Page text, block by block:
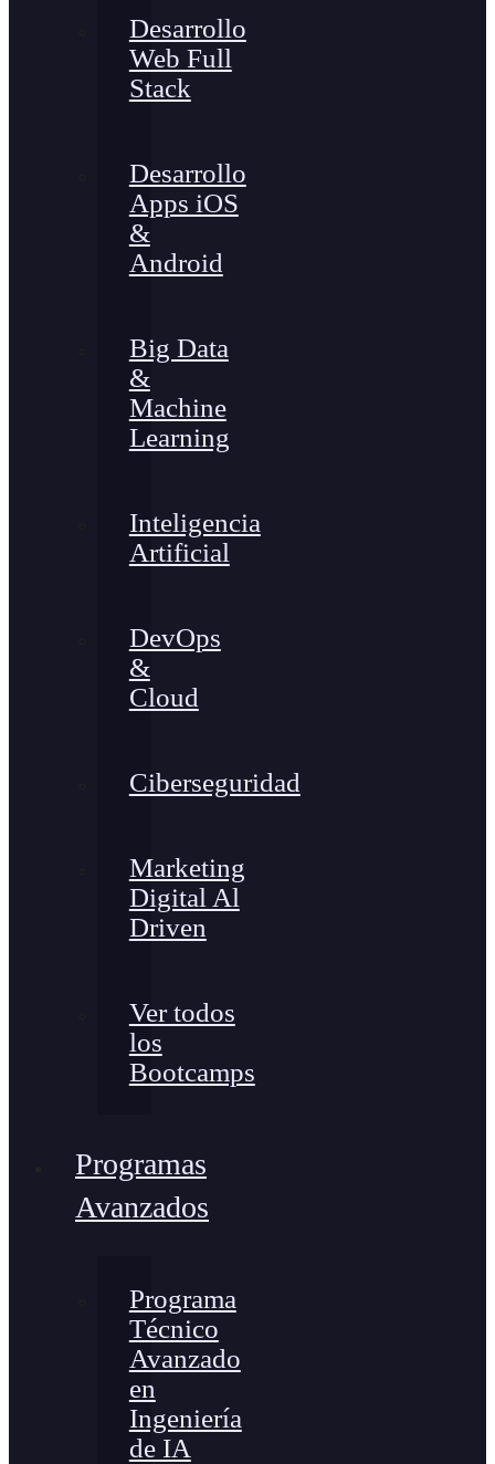
Desarrollo
Web Full
Stack
Desarrollo
Apps iOS
&
Android
Big Data
&
Machine
Learning
Inteligencia
Artificial
DevOps
&
Cloud
Ciberseguridad
Marketing
Digital Al
Driven
Ver todos
los
Bootcamps
Programas
Avanzados
Programa
Técnico
Avanzado
en
Ingeniería
de IA